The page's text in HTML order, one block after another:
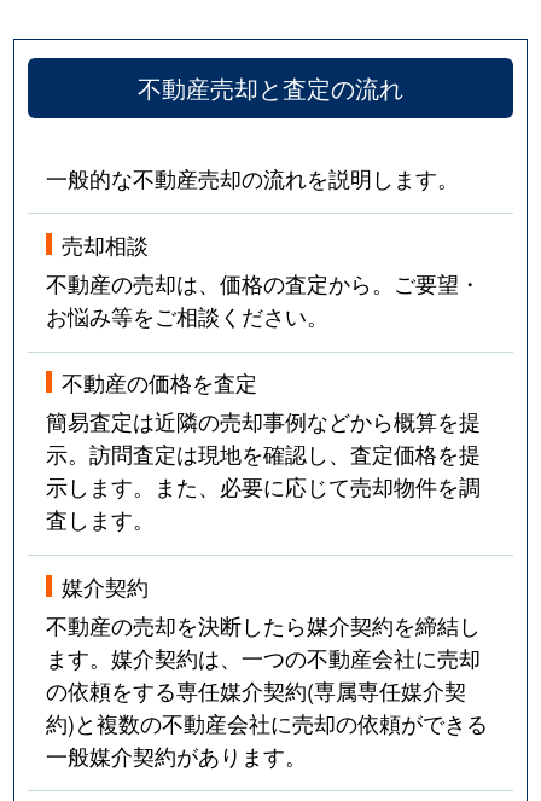
不動産売却と査定の流れ
一般的な不動産売却の流れを説明します。
売却相談
不動産の売却は、価格の査定から。ご要望・
お悩み等をご相談ください。
不動産の価格を査定
簡易査定は近隣の売却事例などから概算を提
示。訪問査定は現地を確認し、査定価格を提
示します。また、必要に応じて売却物件を調
査します。
媒介契約
不動産の売却を決断したら媒介契約を締結し
ます。媒介契約は、一つの不動産会社に売却
の依頼をする専任媒介契約(専属専任媒介契
約)と複数の不動産会社に売却の依頼ができる
一般媒介契約があります。